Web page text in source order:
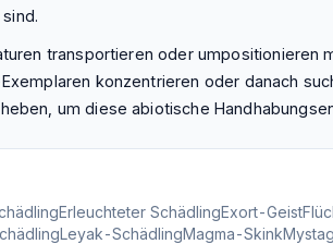
transportieren oder umpositionieren
konzentrieren oder danach
um diese abiotische
Erleuchteter SchädlingExort-Geist
Leyak-SchädlingMagma-Skink